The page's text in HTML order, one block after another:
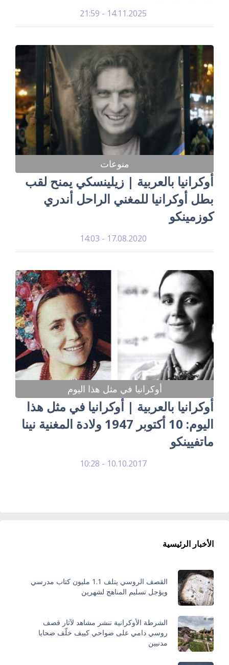
14.11.2025 - 21:59
منوعات
أوكرانيا بالعربية | زيلينسكي يمنح لقب
بطل أوكرانيا للمغني الراحل أندري
كوزمينكو
17.08.2020 - 14:03
أوكرانيا في مثل هذا اليوم
أوكرانيا بالعربية | أوكرانيا في مثل هذا
اليوم: 10 أكتوبر 1947 ولادة المغنية نينا
ماتفيينكو
10.10.2017 - 10:28
الأخبار الرئيسية
القصف الروسي يتلف 1.1 مليون كتاب مدرسي
ويؤجل تسليم المناهج لشهرين
الشرطة الأوكرانية تنشر مشاهد لآثار قصف
روسي دامي على ضواحي كييف خلّف ضحايا
مدنيين